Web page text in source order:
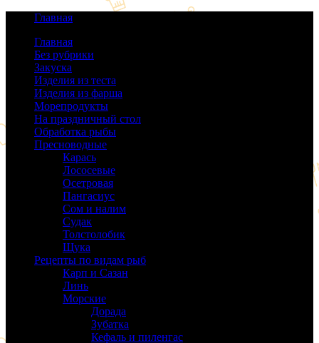
Главная
Главная
Без рубрики
Закуска
Изделия из теста
Изделия из фарша
Морепродукты
На праздничный стол
Обработка рыбы
Пресноводные
Карась
Лососевые
Осетровая
Пангасиус
Сом и налим
Судак
Толстолобик
Щука
Рецепты по видам рыб
Карп и Сазан
Линь
Морские
Дорада
Зубатка
Кефаль и пиленгас